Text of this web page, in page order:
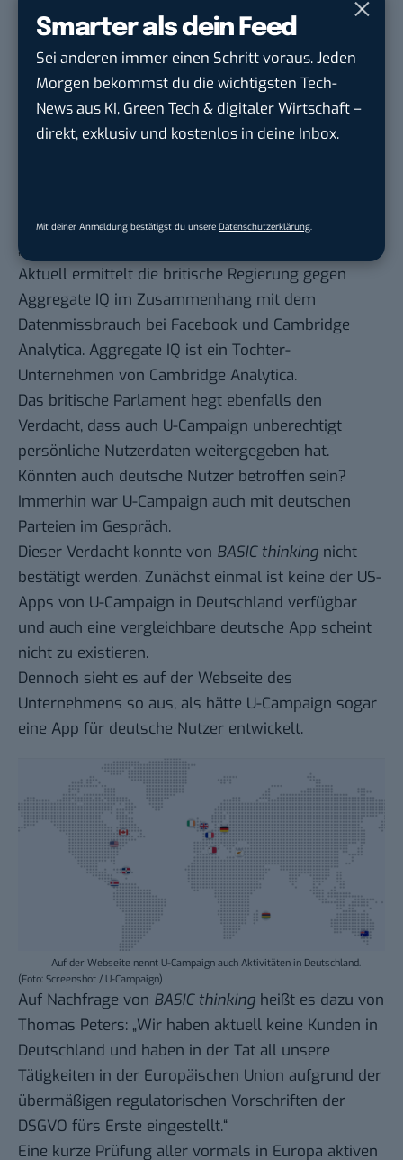
Smarter als dein Feed
Sei anderen immer einen Schritt voraus. Jeden
Morgen bekommst du die wichtigsten Tech-
News aus KI, Green Tech & digitaler Wirtschaft –
direkt, exklusiv und kostenlos in deine Inbox.
Mit deiner Anmeldung bestätigst du unsere Datenschutzerklärung
Ein anderes Problem scheint es jedoch
möglicherweise mit dem Datenschutz solcher Apps
zu geben.
Möglicher Datenmissbrauch: auch
deutsche Nutzer betroffen?
U-Campaign für die Entwicklung der Brexit-App
„Vote Leave“ bezahlt.
Aktuell ermittelt die britische Regierung gegen
Aggregate IQ im Zusammenhang mit dem
Datenmissbrauch bei Facebook und Cambridge
Analytica. Aggregate IQ ist ein Tochter-
Unternehmen von Cambridge Analytica.
Das britische Parlament hegt ebenfalls den
Verdacht, dass auch U-Campaign unberechtigt
persönliche Nutzerdaten weitergegeben hat.
Könnten auch deutsche Nutzer betroffen sein?
Immerhin war U-Campaign auch mit deutschen
Parteien im Gespräch.
Dieser Verdacht konnte von BASIC thinking nicht
bestätigt werden. Zunächst einmal ist keine der US-
Apps von U-Campaign in Deutschland verfügbar
und auch eine vergleichbare deutsche App scheint
nicht zu existieren.
Dennoch sieht es auf der Webseite des
Unternehmens so aus, als hätte U-Campaign sogar
eine App für deutsche Nutzer entwickelt.
Auf der Webseite nennt U-Campaign auch Aktivitäten in Deutschland.
(Foto: Screenshot / U-Campaign)
Auf Nachfrage von BASIC thinking heißt es dazu von
Thomas Peters: „Wir haben aktuell keine Kunden in
Deutschland und haben in der Tat all unsere
Tätigkeiten in der Europäischen Union aufgrund der
übermäßigen regulatorischen Vorschriften der
DSGVO fürs Erste eingestellt.“
Eine kurze Prüfung aller vormals in Europa aktiven